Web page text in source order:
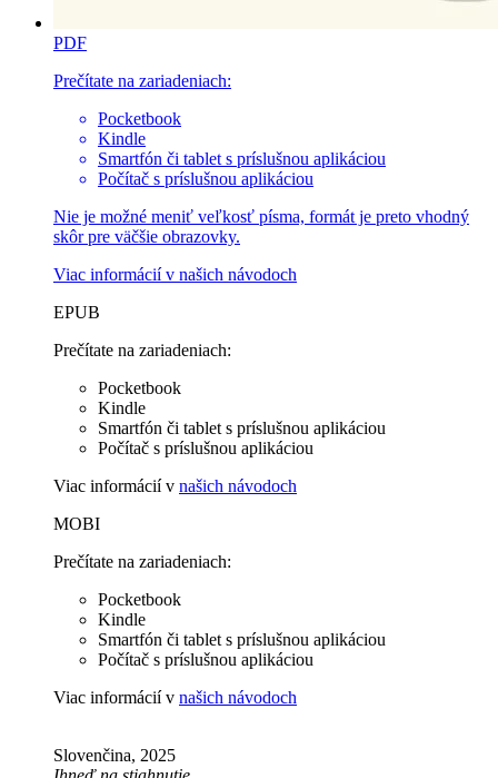
PDF
Prečítate na zariadeniach:
Pocketbook
Kindle
Smartfón či tablet s príslušnou aplikáciou
Počítač s príslušnou aplikáciou
Nie je možné meniť veľkosť písma, formát je preto vhodný
skôr pre väčšie obrazovky.
Viac informácií v našich návodoch
EPUB
Prečítate na zariadeniach:
Pocketbook
Kindle
Smartfón či tablet s príslušnou aplikáciou
Počítač s príslušnou aplikáciou
Viac informácií v našich návodoch
MOBI
Prečítate na zariadeniach:
Pocketbook
Kindle
Smartfón či tablet s príslušnou aplikáciou
Počítač s príslušnou aplikáciou
Viac informácií v našich návodoch
Slovenčina, 2025